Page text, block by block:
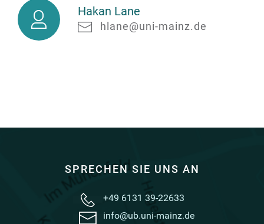
Hakan
Lane
Hakan Lane
hlane@uni-mainz.de
SPRECHEN SIE UNS AN
+49 6131 39-22633
info@ub.uni-mainz.de